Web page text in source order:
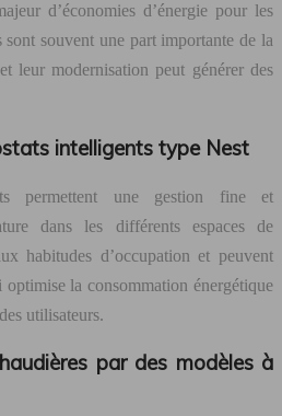
d’économies d’énergie pour les
sont souvent une part importante de la
leur modernisation peut générer des
intelligents type Nest
permettent une gestion fine et
dans les différents espaces de
habitudes d’occupation et peuvent
la consommation énergétique
utilisateurs.
par des modèles à